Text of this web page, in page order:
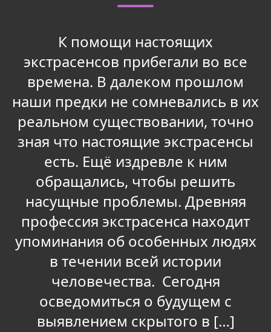
К помощи настоящих
экстрасенсов прибегали во все
времена. В далеком прошлом
наши предки не сомневались в их
реальном существовании, точно
зная что настоящие экстрасенсы
есть. Ещё издревле к ним
обращались, чтобы решить
насущные проблемы. Древняя
профессия экстрасенса находит
упоминания об особенных людях
в течении всей истории
человечества. Сегодня
осведомиться о будущем с
выявлением скрытого в […]